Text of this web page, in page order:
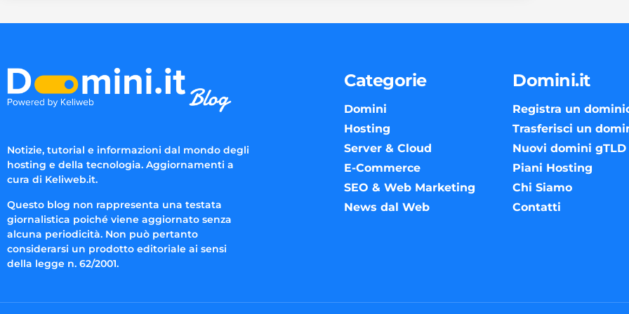
Notizie, tutorial e informazioni dal mondo degli
hosting e della tecnologia. Aggiornamenti a
cura di Keliweb.it.
Questo blog non rappresenta una testata
giornalistica poiché viene aggiornato senza
alcuna periodicità. Non può pertanto
considerarsi un prodotto editoriale ai sensi
della legge n. 62/2001.
Categorie
Domini
Hosting
Server & Cloud
E-Commerce
SEO & Web Marketing
News dal Web
Domini.it
Registra un
Trasferisci un
Nuovi domini gTLD
Piani Hosting
Chi Siamo
Contatti